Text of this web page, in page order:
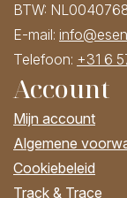
BTW:
E-mail:
Telefoon: +31 6
Account
Mijn account
Algemene
Cookiebeleid
Track & Trace